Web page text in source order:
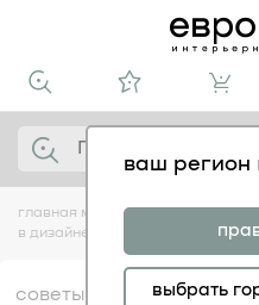
ваш регион
выбрать
главная медиацентр советы
в дизайне гостиной
советы 24.04